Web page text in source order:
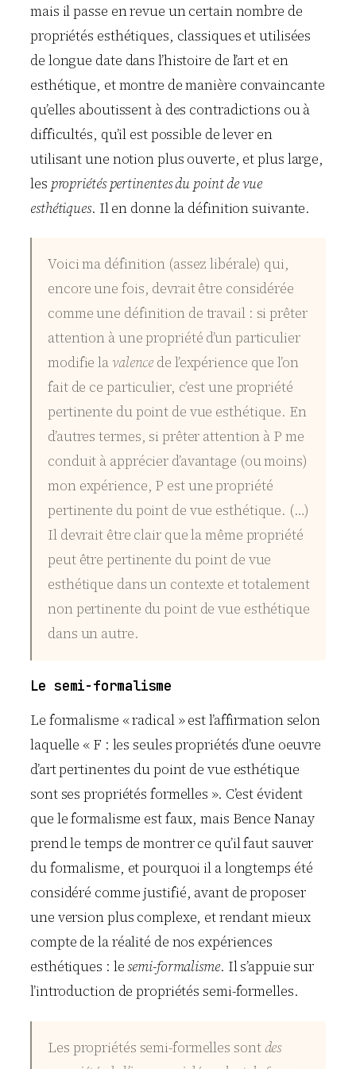
mais il passe en revue un certain nombre de
propriétés esthétiques, classiques et utilisées
de longue date dans l’histoire de l’art et en
esthétique, et montre de manière convaincante
qu’elles aboutissent à des contradictions ou à
difficultés, qu’il est possible de lever en
utilisant une notion plus ouverte, et plus large,
les propriétés pertinentes du point de vue
esthétiques. Il en donne la définition suivante.
Voici ma définition (assez libérale) qui,
encore une fois, devrait être considérée
comme une définition de travail : si prêter
attention à une propriété d’un particulier
modifie lavalence de l’expérience que l’on
fait de ce particulier, c’est une propriété
pertinente du point de vue esthétique. En
d’autres termes, si prêter attention à P me
conduit à apprécier d’avantage (ou moins)
mon expérience, P est une propriété
pertinente du point de vue esthétique. (…)
Il devrait être clair que la même propriété
peut être pertinente du point de vue
esthétique dans un contexte et totalement
non pertinente du point de vue esthétique
dans un autre.
Le semi-formalisme
Le formalisme « radical » est l’affirmation selon
laquelle « F : les seules propriétés d’une oeuvre
d’art pertinentes du point de vue esthétique
sont ses propriétés formelles ». C’est évident
que le formalisme est faux, mais Bence Nanay
prend le temps de montrer ce qu’il faut sauver
du formalisme, et pourquoi il a longtemps été
considéré comme justifié, avant de proposer
une version plus complexe, et rendant mieux
compte de la réalité de nos expériences
esthétiques : lesemi-formalisme. Il s’appuie sur
l’introduction de propriétés semi-formelles.
Les propriétés semi-formelles sont des